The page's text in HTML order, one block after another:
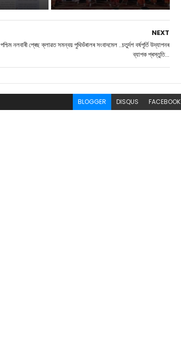
NEXT
পশ্চিম নলবাৰী প্ৰেছ ক্লাৱত সমন্বয় পুথিভঁৰালৰ সংবাদমেল ..চতুৰ্দশ বৰ্ষপূৰ্তি উদ্‌যাপনৰ
ব্যাপক প্ৰস্তুতি...
BLOGGER DISQUS FACEBOOK